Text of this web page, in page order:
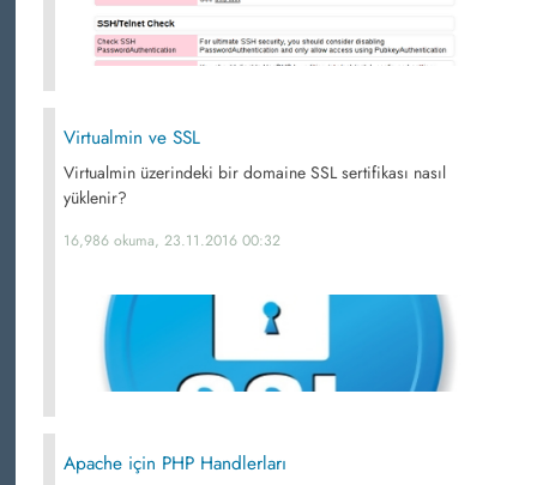
Virtualmin ve SSL
Virtualmin üzerindeki bir domaine SSL sertifikası nasıl
yüklenir?
16,986 okuma, 23.11.2016 00:32
Apache için PHP Handlerları